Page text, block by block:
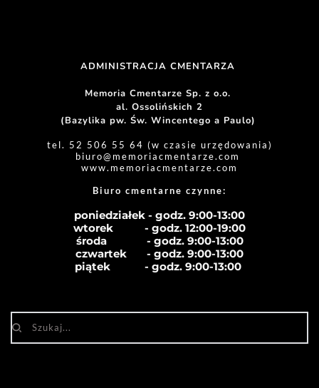
ADMINISTRACJA CMENTARZA
Memoria Cmentarze Sp. z o.o.
al. Ossolińskich 2
(Bazylika pw. Św. Wincentego a Paulo)
tel. 52 506 55 64 (w czasie urzędowania)
biuro@memoriacmentarze.com
www.memoriacmentarze.com
Biuro cmentarne czynne:
poniedziałek - godz. 9:00-13:00
wtorek           - godz. 12:00-19:00
środa              - godz. 9:00-13:00
czwartek       - godz. 9:00-13:00
piątek            - godz. 9:00-13:00